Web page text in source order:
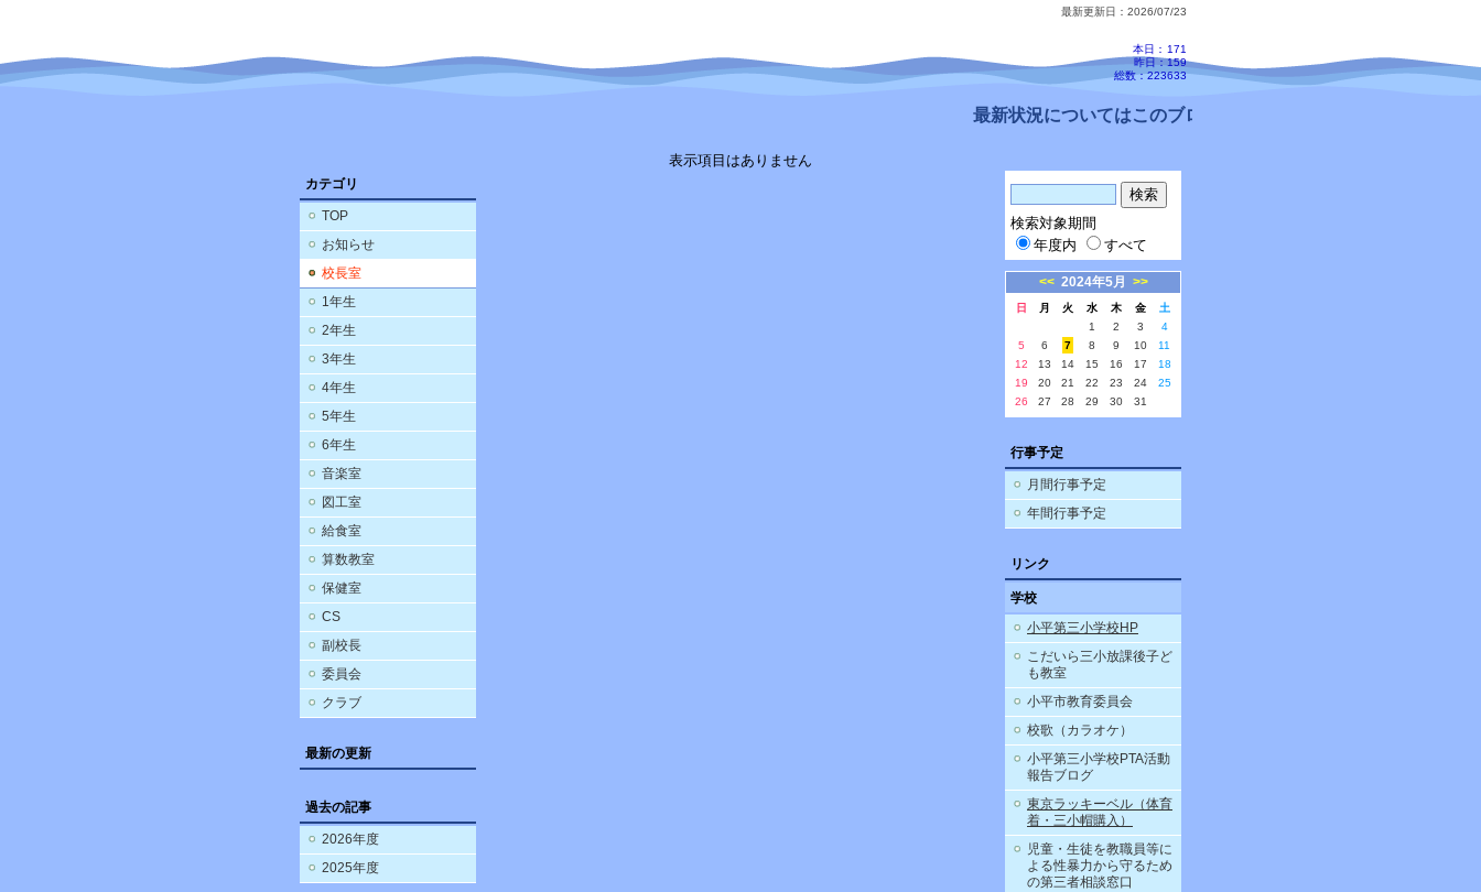
最新更新日：2026/07/23
本日： 171
昨日：159
総数：223633
最新状況についてはこのブログ、配信メールをご確認ください。
カテゴリ
TOP
お知らせ
校長室
1年生
2年生
3年生
4年生
5年生
6年生
音楽室
図工室
給食室
算数教室
保健室
CS
副校長
委員会
クラブ
最新の更新
過去の記事
2026年度
2025年度
表示項目はありません
検索対象期間
年度内
すべて
<< 2024年5月 >>
日 月 火 水 木 金
土
1
2 3
4
5
6 7 8 9 10
11
12
13 14 15 16 17
18
19
20 21 22 23 24
25
26
27 28 29 30 31
行事予定
月間行事予定
年間行事予定
リンク
学校
小平第三小学校HP
こだいら三小放課後子ど
も教室
小平市教育委員会
校歌（カラオケ）
小平第三小学校PTA活動
報告ブログ
東京ラッキーベル（体育
着・三小帽購入）
児童・生徒を教職員等に
よる性暴力から守るため
の第三者相談窓口